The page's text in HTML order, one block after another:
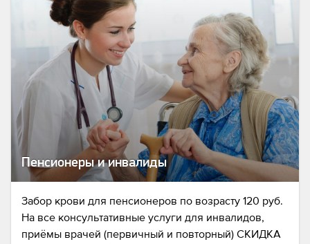
Пенсионеры и инвалиды
Забор крови для пенсионеров по возрасту 120 руб.
На все консультативные услуги для инвалидов,
приёмы врачей (первичный и повторный) СКИДКА